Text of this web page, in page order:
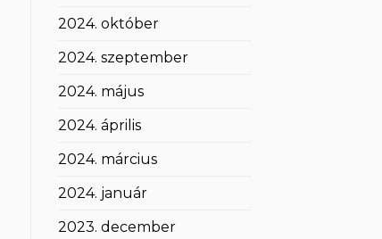
2024. október
2024. szeptember
2024. május
2024. április
2024. március
2024. január
2023. december